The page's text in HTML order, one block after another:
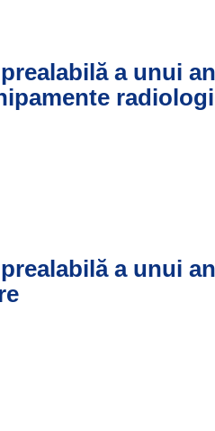
a unui
a unui